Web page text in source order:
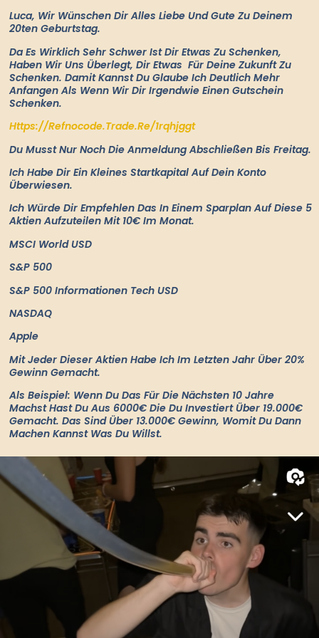
Luca, Wir Wünschen Dir Alles Liebe Und Gute Zu Deinem
20ten Geburtstag.
Da Es Wirklich Sehr Schwer Ist Dir Etwas Zu Schenken,
Haben Wir Uns Überlegt, Dir Etwas Für Deine Zukunft Zu
Schenken. Damit Kannst Du Glaube Ich Deutlich Mehr
Anfangen Als Wenn Wir Dir Irgendwie Einen Gutschein
Schenken.
Https://refnocode.trade.re/1rqhjggt
Du Musst Nur Noch Die Anmeldung Abschließen Bis Freitag.
Ich Habe Dir Ein Kleines Startkapital Auf Dein Konto
Überwiesen.
Ich Würde Dir Empfehlen Das In Einem Sparplan Auf Diese 5
Aktien Aufzuteilen Mit 10€ Im Monat.
MSCI World USD
S&P 500
S&P 500 Informationen Tech USD
NASDAQ
Apple
Mit Jeder Dieser Aktien Habe Ich Im Letzten Jahr Über 20%
Gewinn Gemacht.
Als Beispiel: Wenn Du Das Für Die Nächsten 10 Jahre
Machst Hast Du Aus 6000€ Die Du Investiert Über 19.000€
Gemacht. Das Sind Über 13.000€ Gewinn, Womit Du Dann
Machen Kannst Was Du Willst.